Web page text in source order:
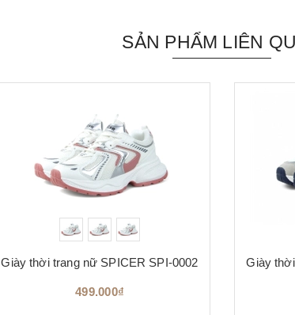
SẢN PHẨM LIÊN
Giày thời trang nữ SPICER SPI-0002
499.000₫
Giày